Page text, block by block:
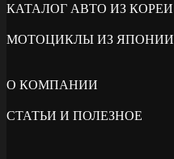
КАТАЛОГ АВТО ИЗ КОРЕИ
МОТОЦИКЛЫ ИЗ ЯПОНИИ
О КОМПАНИИ
СТАТЬИ И ПОЛЕЗНОЕ